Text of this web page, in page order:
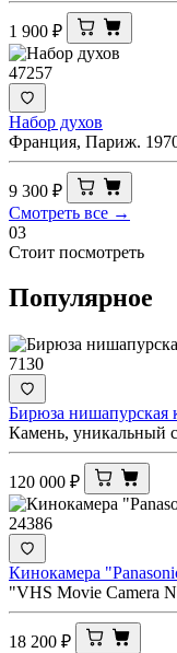
1 900 ₽
47257
Набор духов
Франция, Париж.
9 300 ₽
Смотреть все →
03
Стоит посмотреть
Популярное
7130
Бирюза нишапурская
Камень, уникальный
120 000 ₽
24386
Кинокамера
"VHS Movie Camera
18 200 ₽